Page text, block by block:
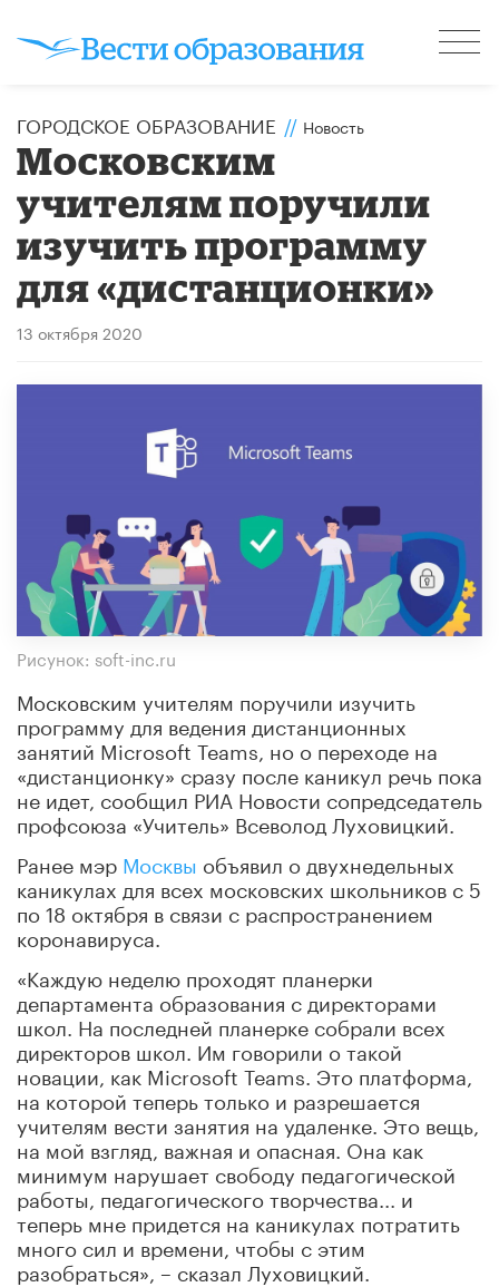
ГОРОДСКОЕ ОБРАЗОВАНИЕ // Новость
Московским
учителям поручили
изучить программу
для «дистанционки»
13 октября 2020
Рисунок: soft-inc.ru
Московским учителям поручили изучить
программу для ведения дистанционных
занятий Microsoft Teams, но о переходе на
«дистанционку» сразу после каникул речь пока
не идет, сообщил РИА Новости сопредседатель
профсоюза «Учитель» Всеволод Луховицкий.
Ранее мэр Москвы объявил о двухнедельных
каникулах для всех московских школьников с 5
по 18 октября в связи с распространением
коронавируса.
«Каждую неделю проходят планерки
департамента образования с директорами
школ. На последней планерке собрали всех
директоров школ. Им говорили о такой
новации, как Microsoft Teams. Это платформа,
на которой теперь только и разрешается
учителям вести занятия на удаленке. Это вещь,
на мой взгляд, важная и опасная. Она как
минимум нарушает свободу педагогической
работы, педагогического творчества... и
теперь мне придется на каникулах потратить
много сил и времени, чтобы с этим
разобраться», – сказал Луховицкий.